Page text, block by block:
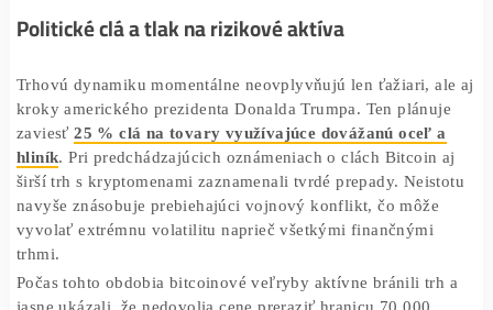
distribúcie hashpoweru tak ponúka jasnejší obraz o tom,
Politické clá a tlak na rizikové aktíva
Trhovú dynamiku momentálne neovplyvňujú len ťažiari,
kroky amerického prezidenta Donalda Trumpa. Ten